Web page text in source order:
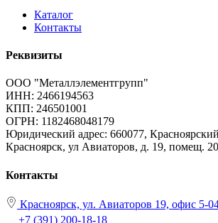
Каталог
Контакты
Реквизиты
ООО "Металлэлементгрупп"
ИНН: 2466194563
КПП: 246501001
ОГРН: 1182468048179
Юридический адрес: 660077,
Красноярск, ул Авиаторов, д. 19, помещ.
Контакты
Красноярск, ул. Авиаторов 19, офис 5-
+7 (391) 200-18-18